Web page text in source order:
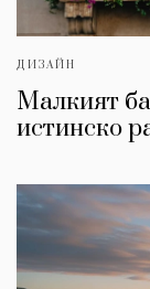
ДИЗАЙН
Малкият
истинско